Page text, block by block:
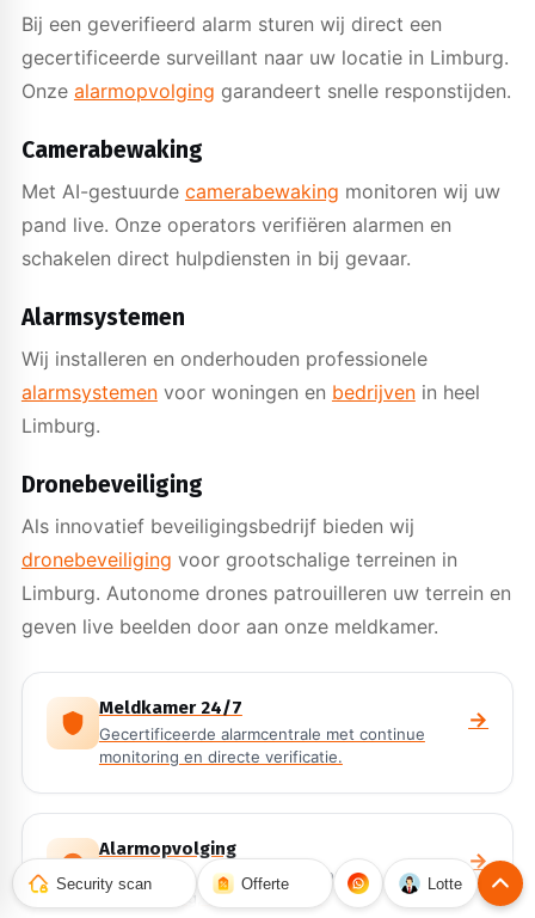
Bij een geverifieerd alarm sturen wij direct een
gecertificeerde surveillant naar uw locatie in Limburg.
Onze alarmopvolging garandeert snelle responstijden.
Camerabewaking
Met AI-gestuurde camerabewaking monitoren wij uw
pand live. Onze operators verifiëren alarmen en
schakelen direct hulpdiensten in bij gevaar.
Alarmsystemen
Wij installeren en onderhouden professionele
alarmsystemenvoor woningen en bedrijvenin heel
Limburg.
Dronebeveiliging
Als innovatief beveiligingsbedrijf bieden wij
dronebeveiliging voor grootschalige terreinen in
Limburg. Autonome drones patrouilleren uw terrein en
geven live beelden door aan onze meldkamer.
Meldkamer 24/7
Gecertificeerde alarmcentrale met continue
monitoring en directe verificatie.
→
Alarmopvolging
Directe inzet van een professional bij
alarmmelding, 24 uur per dag.
→
Security scan Offerte Lotte